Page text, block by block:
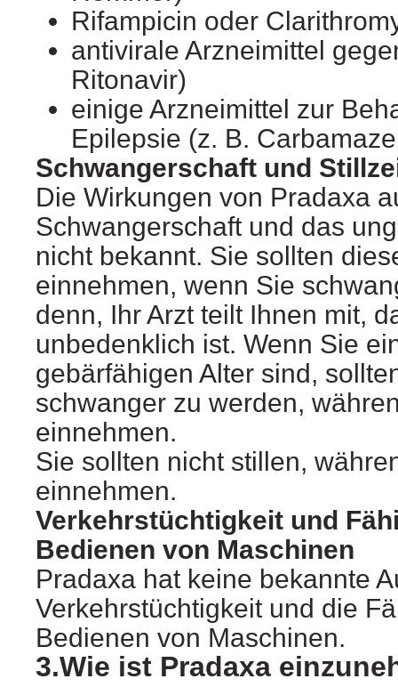
Rifampicin oder
antivirale Arzneimittel
Ritonavir)
einige Arzneimittel zur
Epilepsie (z. B.
Schwangerschaft und
Die Wirkungen von Pradaxa
Schwangerschaft und das
nicht bekannt. Sie sollten
einnehmen, wenn Sie
denn, Ihr Arzt teilt Ihnen mit,
unbedenklich ist. Wenn Sie
gebärfähigen Alter sind,
schwanger zu werden,
einnehmen.
Sie sollten nicht stillen,
einnehmen.
Verkehrstüchtigkeit und
Bedienen von Maschinen
Pradaxa hat keine bekannte
Verkehrstüchtigkeit und die
Bedienen von Maschinen.
3.Wie ist Pradaxa